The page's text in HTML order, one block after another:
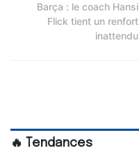
Barça : le coach Hansi
Flick tient un renfort
inattendu
🔥 Tendances